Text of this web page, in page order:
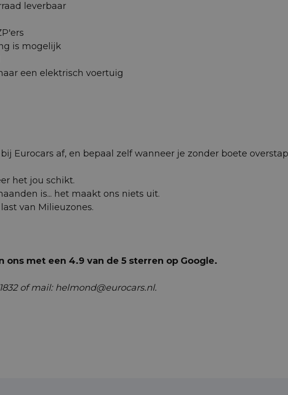
leverbaar
is mogelijk
een elektrisch voertuig
Eurocars af, en bepaal zelf wanneer je zonder boete
het jou schikt.
is... het maakt ons niets uit.
van Milieuzones.
ons met een 4.9 van de 5 sterren op Google.
of mail: helmond@eurocars.nl.